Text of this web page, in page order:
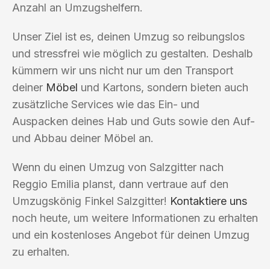
Anzahl an Umzugshelfern.
Unser Ziel ist es, deinen Umzug so reibungslos
und stressfrei wie möglich zu gestalten. Deshalb
kümmern wir uns nicht nur um den Transport
deiner Möbel und Kartons, sondern bieten auch
zusätzliche Services wie das Ein- und
Auspacken deines Hab und Guts sowie den Auf-
und Abbau deiner Möbel an.
Wenn du einen Umzug von Salzgitter nach
Reggio Emilia planst, dann vertraue auf den
Umzugskönig Finkel Salzgitter! Kontaktiere uns
noch heute, um weitere Informationen zu erhalten
und ein kostenloses Angebot für deinen Umzug
zu erhalten.